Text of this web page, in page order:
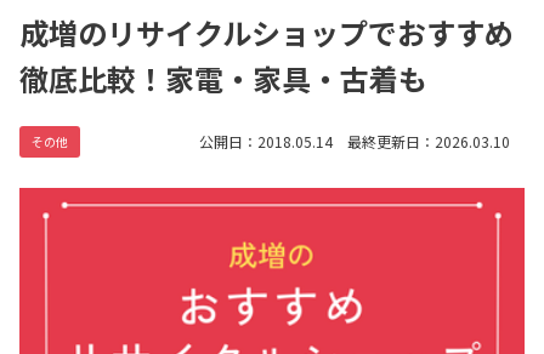
成増のリサイクルショップでおすすめ
徹底比較！家電・家具・古着も
その他 公開日：2018.05.14 最終更新日：2026.03.10